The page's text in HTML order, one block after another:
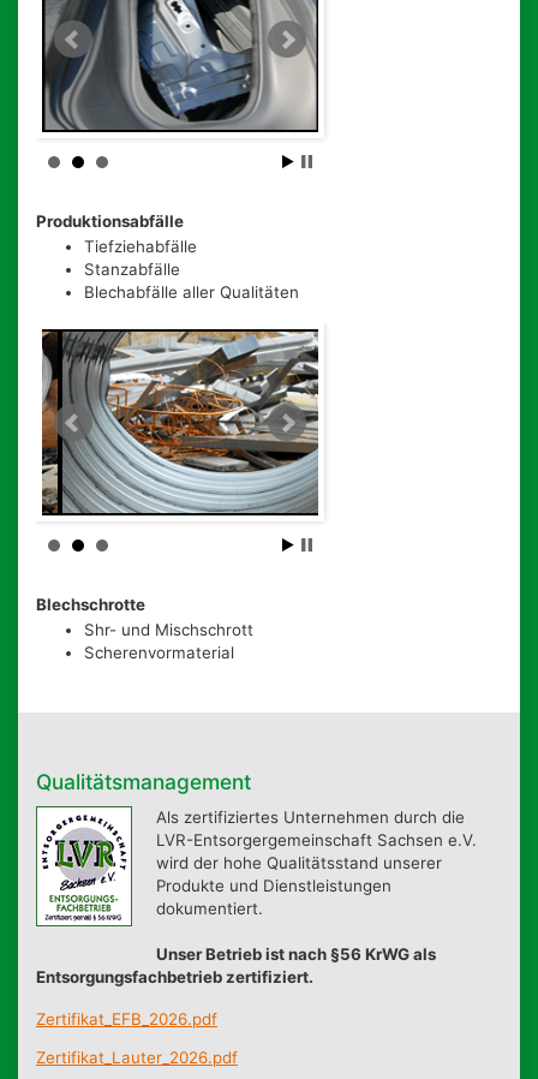
Produktionsabfälle
Tiefziehabfälle
Stanzabfälle
Blechabfälle aller Qualitäten
Blechschrotte
Shr- und Mischschrott
Scherenvormaterial
Qualitätsmanagement
Als zertifiziertes Unternehmen durch die
LVR-Entsorgergemeinschaft Sachsen e.V.
wird der hohe Qualitätsstand unserer
Produkte und Dienstleistungen
dokumentiert.
Unser Betrieb ist nach §56 KrWG als
Entsorgungsfachbetrieb zertifiziert.
Zertifikat_EFB_2026.pdf
Zertifikat_Lauter_2026.pdf